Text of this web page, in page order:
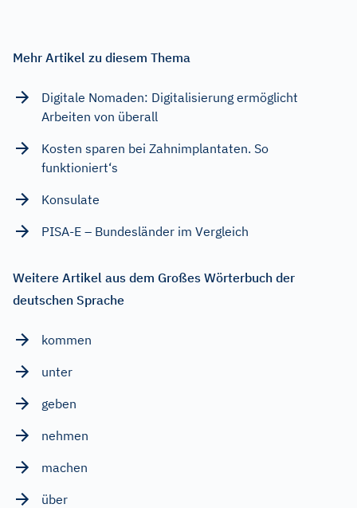
Mehr Artikel zu diesem Thema
Digitale Nomaden: Digitalisierung ermöglicht
Arbeiten von überall
Kosten sparen bei Zahnimplantaten. So
funktioniert‘s
Konsulate
PISA-E – Bundesländer im Vergleich
Weitere Artikel aus dem Großes Wörterbuch der
deutschen Sprache
kommen
unter
geben
nehmen
machen
über